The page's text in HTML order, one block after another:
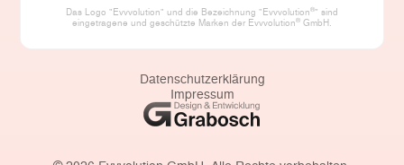
Das Logo "Evvvolution" und die Bezeichnung "Evvvolution®" sind
eingetragene und geschützte Marken der Evvvolution® GmbH.
Datenschutzerklärung
Impressum